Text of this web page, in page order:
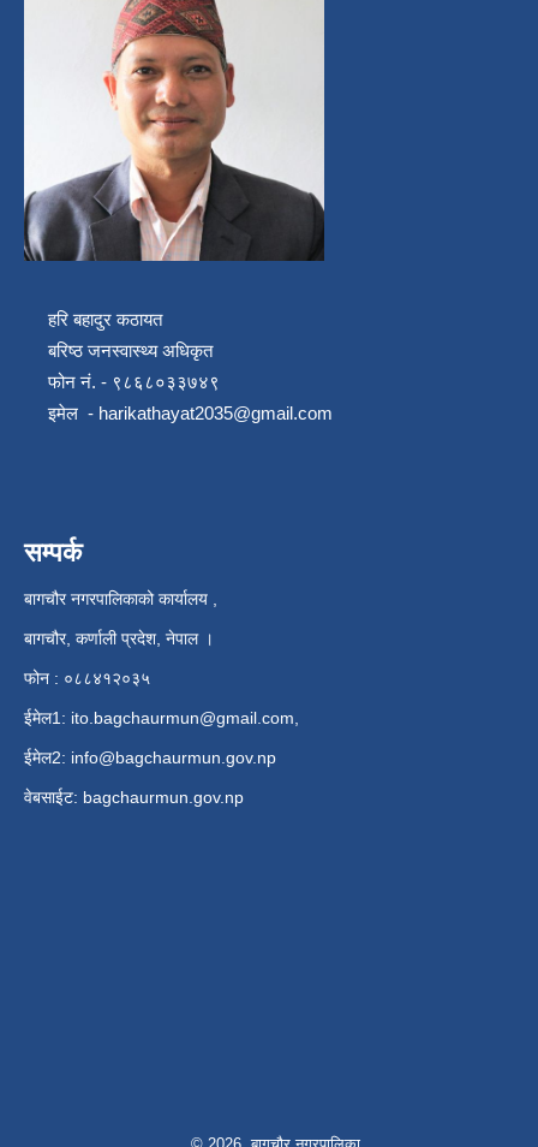
हरि बहादुर कठायत
बरिष्ठ जनस्वास्थ्य अधिकृत
फोन नं. - ९८६८०३३७४९
इमेल - harikathayat2035@gmail.com
सम्पर्क
बागचौर नगरपालिकाको कार्यालय ,
बागचौर, कर्णाली प्रदेश, नेपाल ।
फोन : ०८८४१२०३५
ईमेल1: ito.bagchaurmun@gmail.com
ईमेल2: info@bagchaurmun.gov.np
वे‍बसाईट: bagchaurmun.gov.np